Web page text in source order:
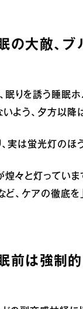
眠の大敵、
、眠りを誘う睡
よう、夕方以降
実は蛍光灯のほ
煌々と灯ってい
ど、ケアの徹底を
眠前は強制